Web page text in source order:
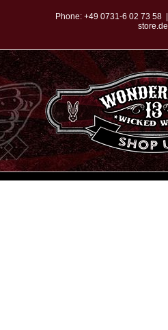
springen
Phone: +49 0731-6 02 73 58
store.de